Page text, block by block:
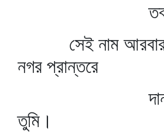
তব
সেই নাম আরবার
নগর প্রান্তরে
দান
তুমি।